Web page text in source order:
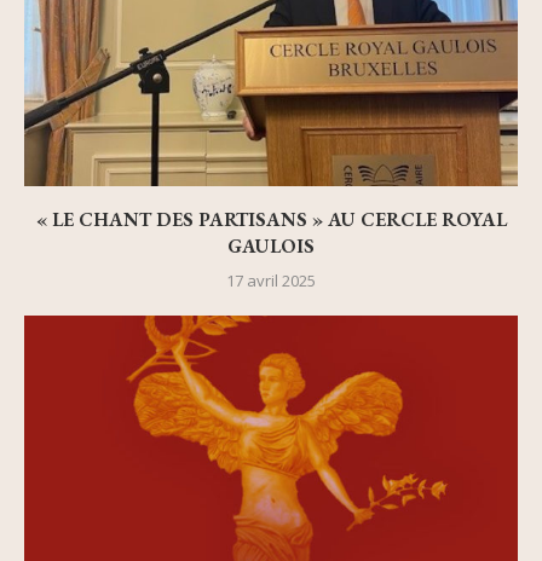
« LE CHANT DES PARTISANS » AU CERCLE ROYAL
GAULOIS
17 avril 2025